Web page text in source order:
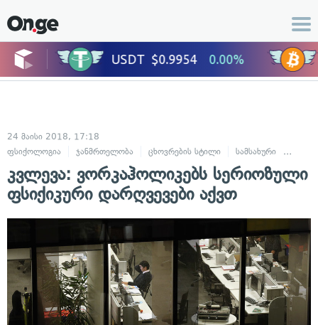
24 მაისი 2018, 17:18
ფსიქოლოგია
ჯანმრთელობა ცხოვრების სტილი სამსახური
კვლევა: ვორკაჰოლიკებს სერიოზული
ფსიქიკური დარღვევები აქვთ